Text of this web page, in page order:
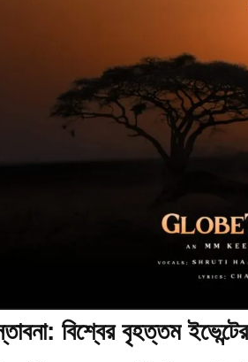
বিশ্বের বৃহত্তম